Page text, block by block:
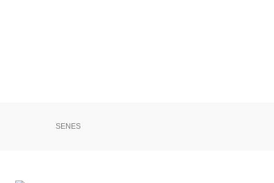
SENES